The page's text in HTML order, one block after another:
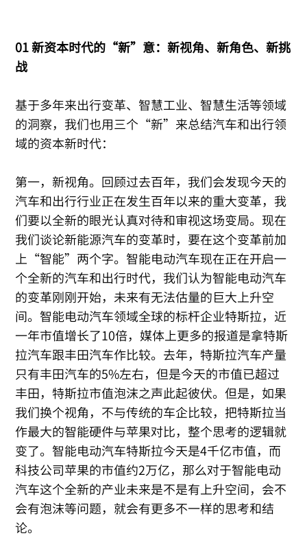
01 新资本时代的“新”意：新视角、新角色、新挑
战
基于多年来出行变革、智慧工业、智慧生活等领域
的洞察，我们也用三个“新”来总结汽车和出行领
域的资本新时代：
第一，新视角。回顾过去百年，我们会发现今天的
汽车和出行行业正在发生百年以来的重大变革，我
们要以全新的眼光认真对待和审视这场变局。现在
我们谈论新能源汽车的变革时，要在这个变革前加
上“智能”两个字。智能电动汽车现在正在开启一
个全新的汽车和出行时代，我们认为智能电动汽车
的变革刚刚开始，未来有无法估量的巨大上升空
间。智能电动汽车领域全球的标杆企业特斯拉，近
一年市值增长了10倍，媒体上更多的报道是拿特斯
拉汽车跟丰田汽车作比较。去年，特斯拉汽车产量
只有丰田汽车的5%左右，但是今天的市值已超过
丰田，特斯拉市值泡沫之声此起彼伏。但是，如果
我们换个视角，不与传统的车企比较，把特斯拉当
作最大的智能硬件与苹果对比，整个思考的逻辑就
变了。智能电动汽车特斯拉今天是4千亿市值，而
科技公司苹果的市值约2万亿，那么对于智能电动
汽车这个全新的产业未来是不是有上升空间，会不
会有泡沫等问题，就会有更多不一样的思考和结
论。